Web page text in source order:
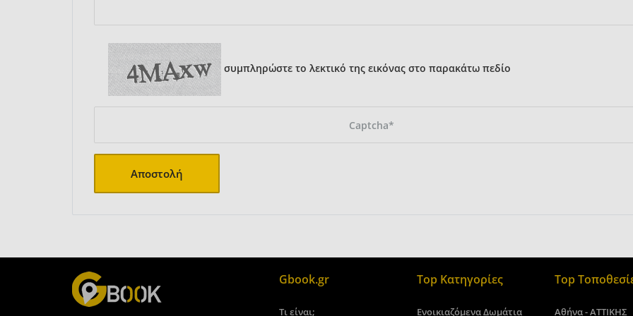
συμπληρώστε το λεκτικό της εικόνας στο παρακάτω πεδίο
Αποστολή
Gbook.gr
Τι είναι;
Top Κατηγορίες
Ενοικιαζόμενα Δωμάτια
Top
Αθήνα - ΑΤΤΙΚΗΣ